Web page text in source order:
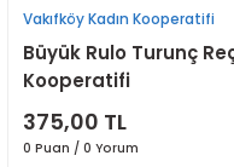
Vakıfköy Kadın Kooperatifi
Büyük Rulo Turunç
Kooperatifi
375,00 TL
0 Puan / 0 Yorum